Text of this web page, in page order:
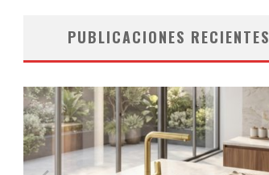
PUBLICACIONES RECIENTES